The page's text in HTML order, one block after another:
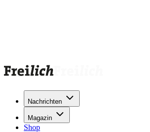
Nachrichten
Magazin
Shop